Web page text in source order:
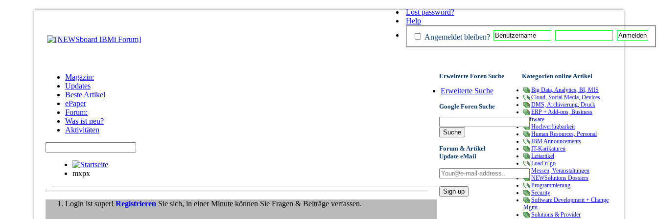
Magazin:
Updates
Beste Artikel
ePaper
Forum:
Was ist neu?
Aktivitäten
mxpx
Lost password?
Help
Angemeldet bleiben?
Login ist super! Registrieren Sie sich, in einer Minute können Sie Fragen & Beiträge verfassen.
Erweiterte Foren Suche
Erweiterte Suche
Google Foren Suche
Forum & Artikel
Update eMail
Kategorien online Artikel
Big Data, Analytics, BI, MIS
Cloud, Social Media, Devices
DMS, Archivierung, Druck
ERP + Add-ons, Business
Software
Hochverfügbarkeit
Human Resources, Personal
IBM Announcements
IT-Karikaturen
Leitartikel
Load`n`go
Messen, Veranstaltungen
NEWSolutions Dossiers
Programmierung
Security
Software Development + Change
Mgmt.
Solutions & Provider